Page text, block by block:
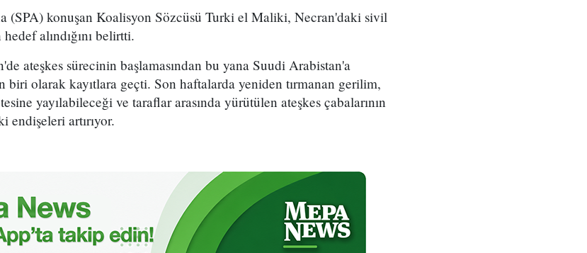
(SPA) konuşan Koalisyon Sözcüsü Turki el Maliki, Necran'daki sivil
alındığını belirtti.
ateşkes sürecinin başlamasından bu yana Suudi Arabistan'a
biri olarak kayıtlara geçti. Son haftalarda yeniden tırmanan gerilim,
yayılabileceği ve taraflar arasında yürütülen ateşkes çabalarının
artırıyor.